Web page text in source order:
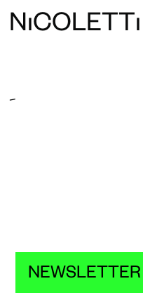
NıCOLETTı
-
NEWSLETTER